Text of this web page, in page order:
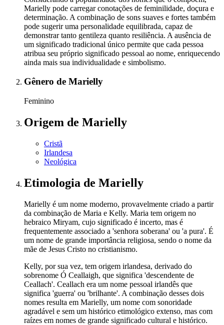
Marielly pode carregar conotações de feminilidade, doçura e
determinação. A combinação de sons suaves e fortes também
pode sugerir uma personalidade equilibrada, capaz de
demonstrar tanto gentileza quanto resiliência. A ausência de
um significado tradicional único permite que cada pessoa
atribua seu próprio significado pessoal ao nome, enriquecendo
ainda mais sua individualidade e simbolismo.
Gênero de Marielly
Feminino
Origem de Marielly
Cristã
Irlandesa
Neológica
Etimologia de Marielly
Marielly é um nome moderno, provavelmente criado a partir
da combinação de Maria e Kelly. Maria tem origem no
hebraico Miryam, cujo significado é incerto, mas é
frequentemente associado a 'senhora soberana' ou 'a pura'. É
um nome de grande importância religiosa, sendo o nome da
mãe de Jesus Cristo no cristianismo.
Kelly, por sua vez, tem origem irlandesa, derivado do
sobrenome Ó Ceallaigh, que significa 'descendente de
Ceallach'. Ceallach era um nome pessoal irlandês que
significa 'guerra' ou 'brilhante'. A combinação desses dois
nomes resulta em Marielly, um nome com sonoridade
agradável e sem um histórico etimológico extenso, mas com
raízes em nomes de grande significado cultural e histórico.